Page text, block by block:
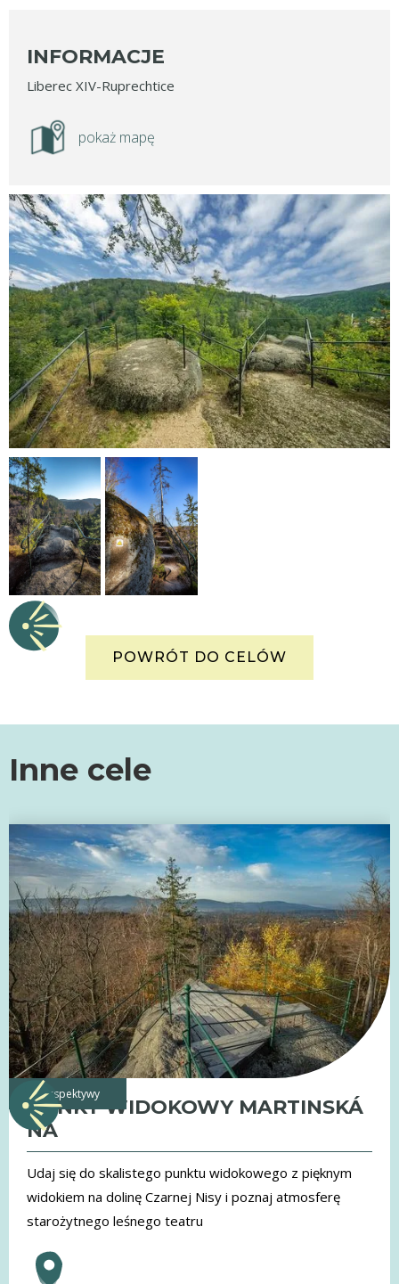
INFORMACJE
Liberec XIV-Ruprechtice
pokaż mapę
POWRÓT DO CELÓW
Inne cele
perspektywy
PUNKT WIDOKOWY MARTINSKÁ
NA
Udaj się do skalistego punktu widokowego z pięknym
widokiem na dolinę Czarnej Nisy i poznaj atmosferę
starożytnego leśnego teatru